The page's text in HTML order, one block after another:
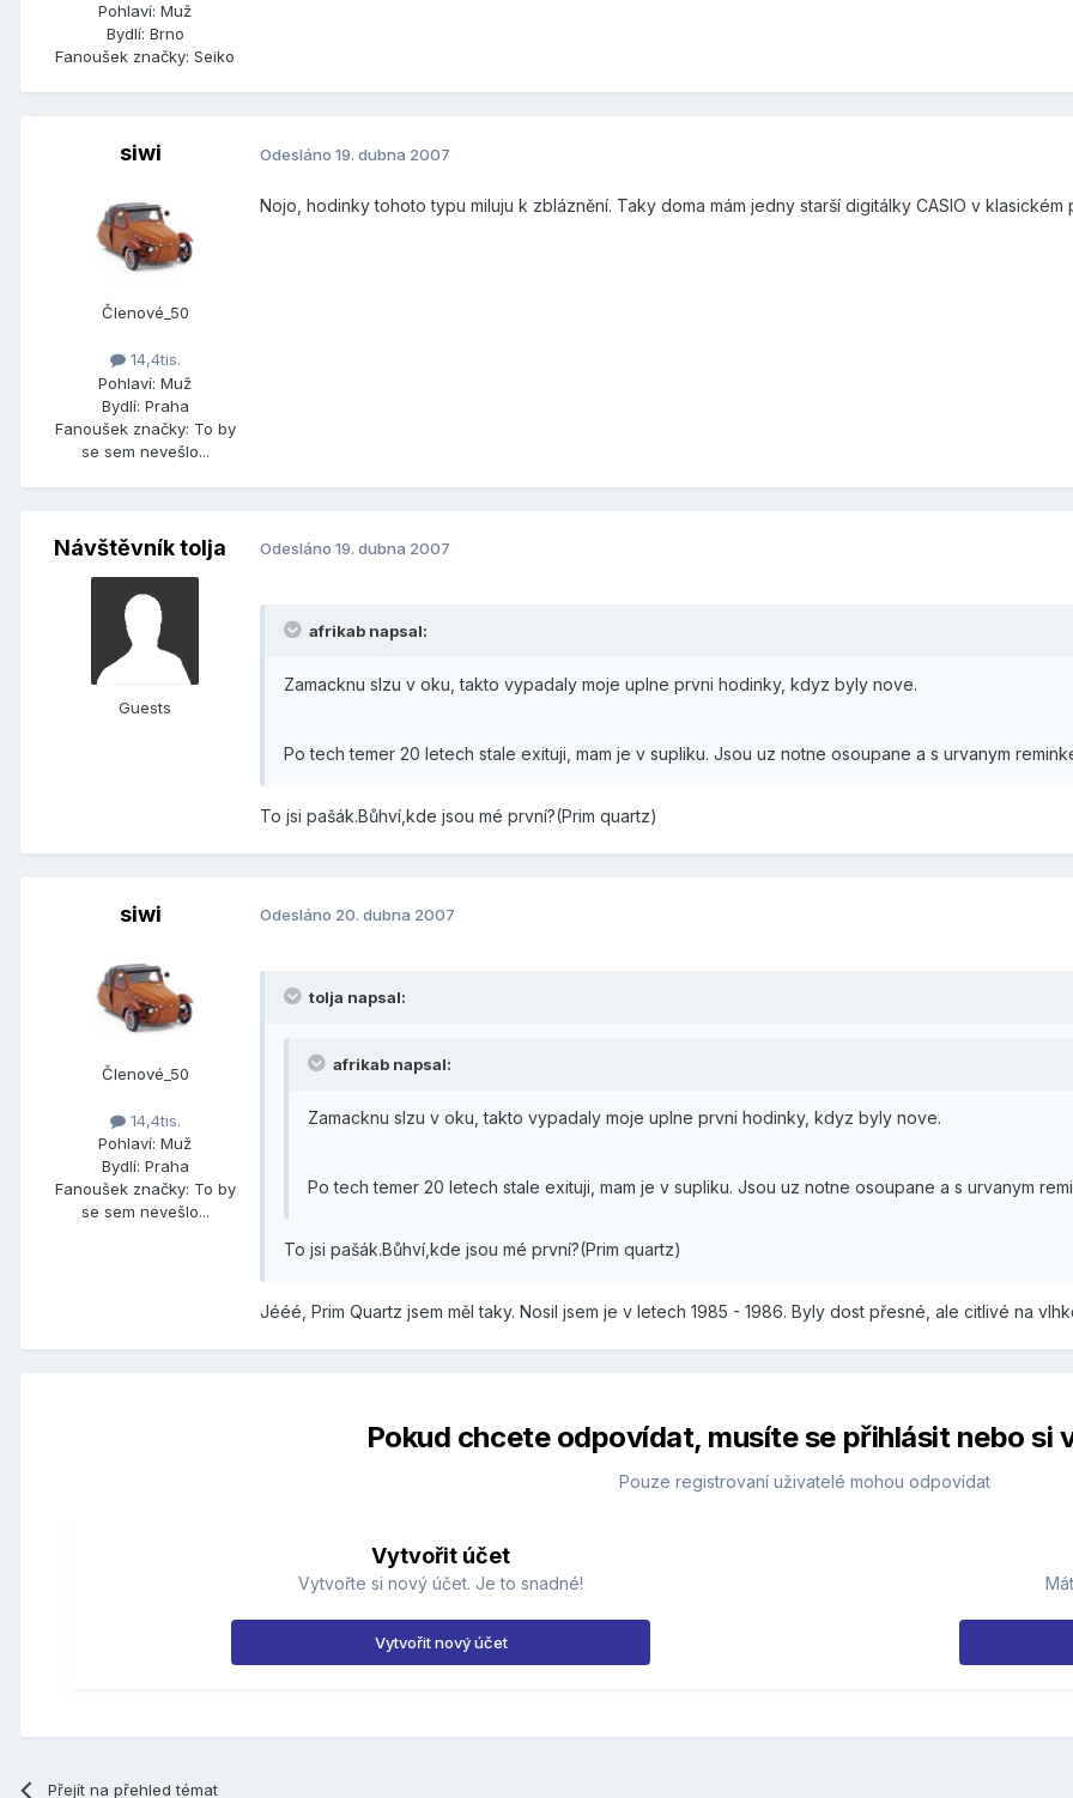
Pohlaví: Muž
Bydlí: Brno
Fanoušek značky: Seiko
siwi
Členové_50
14,4tis.
Pohlaví: Muž
Bydlí: Praha
Fanoušek značky: To by
se sem nevešlo...
Odesláno 19. dubna 2007
Nojo, hodinky tohoto typu miluju k zbláznění. Taky doma mám jedny starší digitálky CASIO v klasickém
Návštěvník tolja
Guests
Odesláno 19. dubna 2007
afrikab napsal:
Zamacknu slzu v oku, takto vypadaly moje uplne prvni hodinky, kdyz byly nove.
Po tech temer 20 letech stale exituji, mam je v supliku. Jsou uz notne osoupane a s urvanym
To jsi pašák.Bůhví,kde jsou mé první?(Prim quartz)
siwi
Členové_50
14,4tis.
Pohlaví: Muž
Bydlí: Praha
Fanoušek značky: To by
se sem nevešlo...
Odesláno 20. dubna 2007
tolja napsal:
afrikab napsal:
Zamacknu slzu v oku, takto vypadaly moje uplne prvni hodinky, kdyz byly nove.
Po tech temer 20 letech stale exituji, mam je v supliku. Jsou uz notne osoupane a s urvanym
To jsi pašák.Bůhví,kde jsou mé první?(Prim quartz)
Jééé, Prim Quartz jsem měl taky. Nosil jsem je v letech 1985 - 1986. Byly dost přesné, ale citlivé na
Pokud chcete odpovídat, musíte se přihlásit nebo si
Pouze registrovaní uživatelé mohou odpovídat
Vytvořit účet
Vytvořte si nový účet. Je to snadné!
Vytvořit nový účet
Přejít na přehled témat